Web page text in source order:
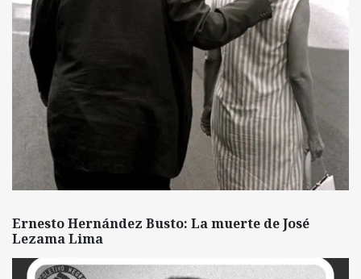
Ernesto Hernández Busto: La muerte de José
Lezama Lima